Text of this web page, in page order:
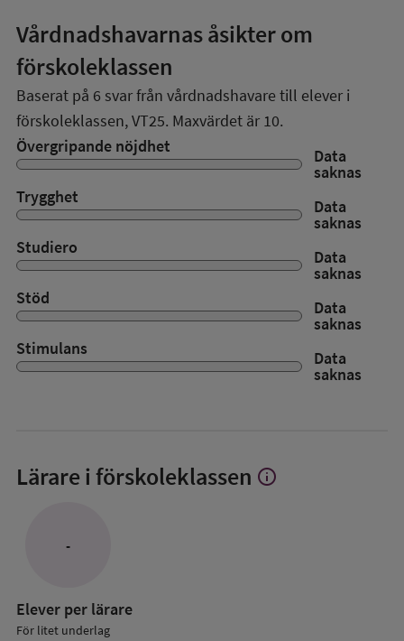
Vårdnadshavarnas åsikter om
förskoleklassen
Baserat på 6 svar från vårdnadshavare till elever i
förskoleklassen,VT25. Maxvärdet är 10.
Övergripande nöjdhet
Data
saknas
Trygghet
Data
saknas
Studiero
Data
saknas
Stöd
Data
saknas
Stimulans
Data
saknas
Lärare i förskoleklassen Visa
info
-
Elever per lärare
För litet underlag